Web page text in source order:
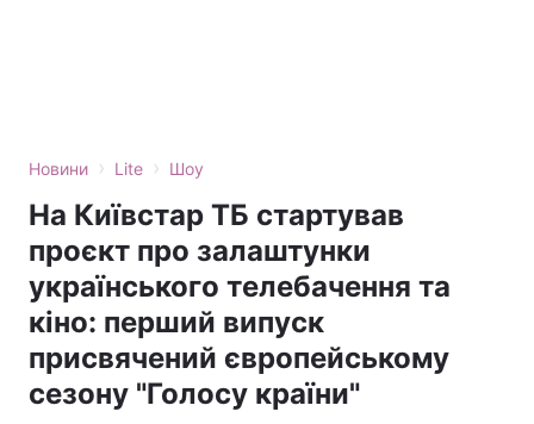
Новини › Lite › Шоу
На Київстар ТБ стартував
проєкт про залаштунки
українського телебачення та
кіно: перший випуск
присвячений європейському
сезону "Голосу країни"